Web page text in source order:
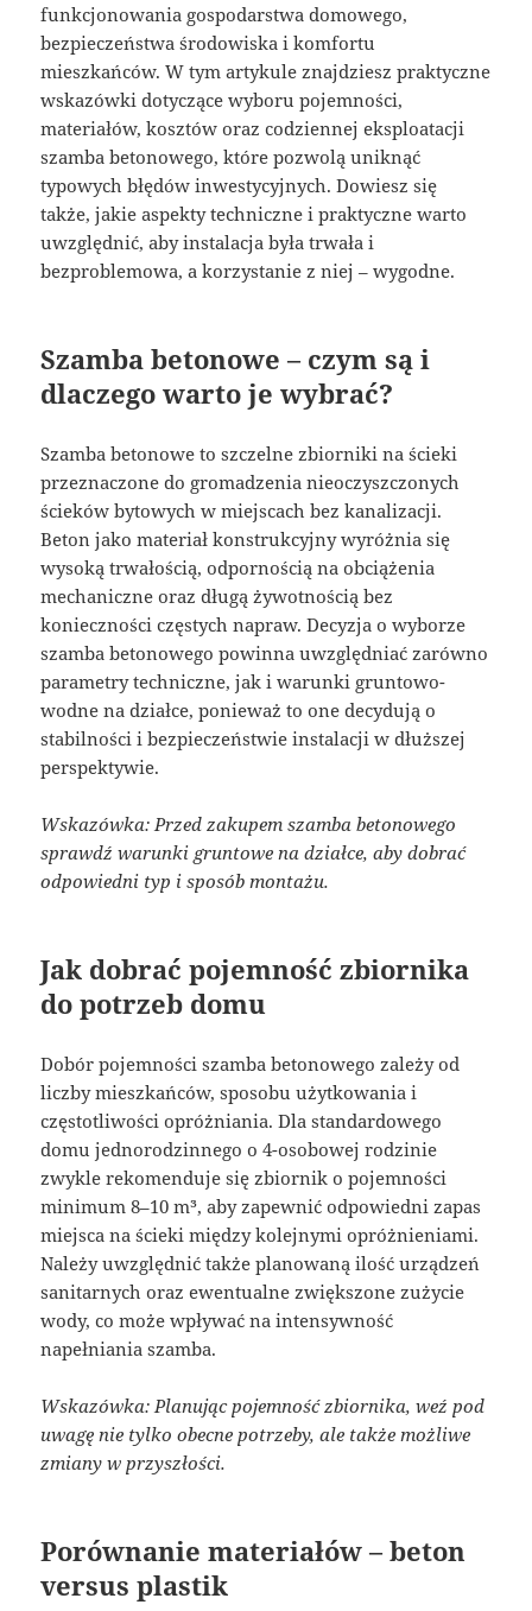
funkcjonowania gospodarstwa domowego,
bezpieczeństwa środowiska i komfortu
mieszkańców. W tym artykule znajdziesz praktyczne
wskazówki dotyczące wyboru pojemności,
materiałów, kosztów oraz codziennej eksploatacji
szamba betonowego, które pozwolą uniknąć
typowych błędów inwestycyjnych. Dowiesz się
także, jakie aspekty techniczne i praktyczne warto
uwzględnić, aby instalacja była trwała i
bezproblemowa, a korzystanie z niej – wygodne.
Szamba betonowe – czym są i
dlaczego warto je wybrać?
Szamba betonowe to szczelne zbiorniki na ścieki
przeznaczone do gromadzenia nieoczyszczonych
ścieków bytowych w miejscach bez kanalizacji.
Beton jako materiał konstrukcyjny wyróżnia się
wysoką trwałością, odpornością na obciążenia
mechaniczne oraz długą żywotnością bez
konieczności częstych napraw. Decyzja o wyborze
szamba betonowego powinna uwzględniać zarówno
parametry techniczne, jak i warunki gruntowo-
wodne na działce, ponieważ to one decydują o
stabilności i bezpieczeństwie instalacji w dłuższej
perspektywie.
Wskazówka: Przed zakupem szamba betonowego
sprawdź warunki gruntowe na działce, aby dobrać
odpowiedni typ i sposób montażu.
Jak dobrać pojemność zbiornika
do potrzeb domu
Dobór pojemności szamba betonowego zależy od
liczby mieszkańców, sposobu użytkowania i
częstotliwości opróżniania. Dla standardowego
domu jednorodzinnego o 4-osobowej rodzinie
zwykle rekomenduje się zbiornik o pojemności
minimum 8–10 m³, aby zapewnić odpowiedni zapas
miejsca na ścieki między kolejnymi opróżnieniami.
Należy uwzględnić także planowaną ilość urządzeń
sanitarnych oraz ewentualne zwiększone zużycie
wody, co może wpływać na intensywność
napełniania szamba.
Wskazówka: Planując pojemność zbiornika, weź pod
uwagę nie tylko obecne potrzeby, ale także możliwe
zmiany w przyszłości.
Porównanie materiałów – beton
versus plastik